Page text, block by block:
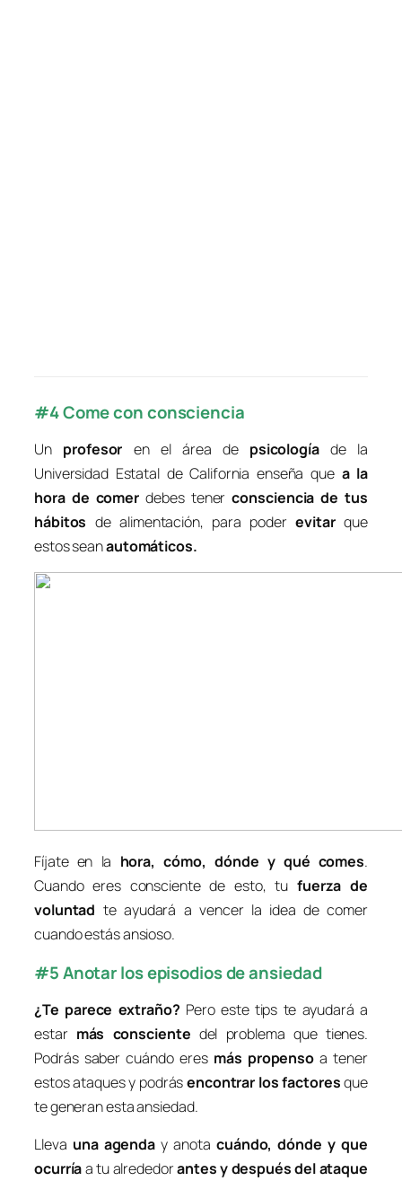
#4 Come con consciencia
Un profesor en el área de psicologíade la
Universidad Estatal de California enseña que a la
hora de comer debes tenerconsciencia de tus
hábitos de alimentación, para poderevitarque
estos seanautomáticos.
Fíjate en la hora, cómo, dónde y qué comes.
Cuando eres consciente de esto, tu fuerza de
voluntad te ayudará a vencer la idea de comer
cuando estás ansioso.
#5 Anotar los episodios de ansiedad
¿Te parece extraño? Pero este tips te ayudará a
estar más consciente del problema que tienes.
Podrás saber cuándo eres más propenso a tener
estos ataques y podrásencontrar los factoresque
te generan esta ansiedad.
Lleva una agenda y anota cuándo, dónde y que
ocurríaa tu alrededorantes y después del ataque